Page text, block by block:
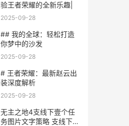
验王者荣耀的全新乐趣|
2025-09-28
## 我的全球：轻松打造
你梦中的沙发
2025-09-28
# 王者荣耀：最新赵云出
装深度解析
2025-09-28
无主之地4支线下壹个任
务图片文字策略 支线下壹